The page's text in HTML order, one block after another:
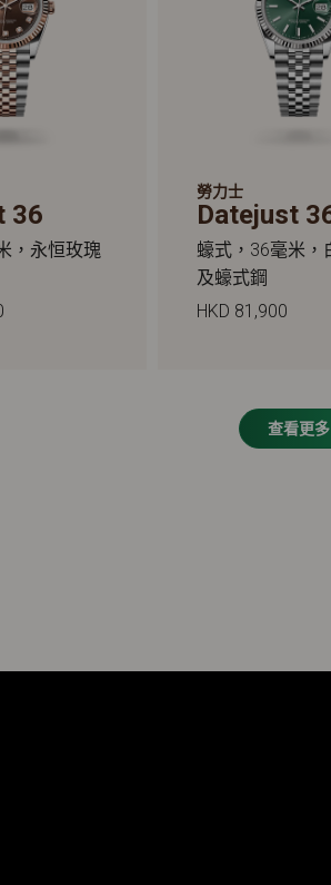
36
，永恒玫瑰
勞力士
Datejust
蠔式，36毫米，
及蠔式鋼
HKD 81,900
查看更多